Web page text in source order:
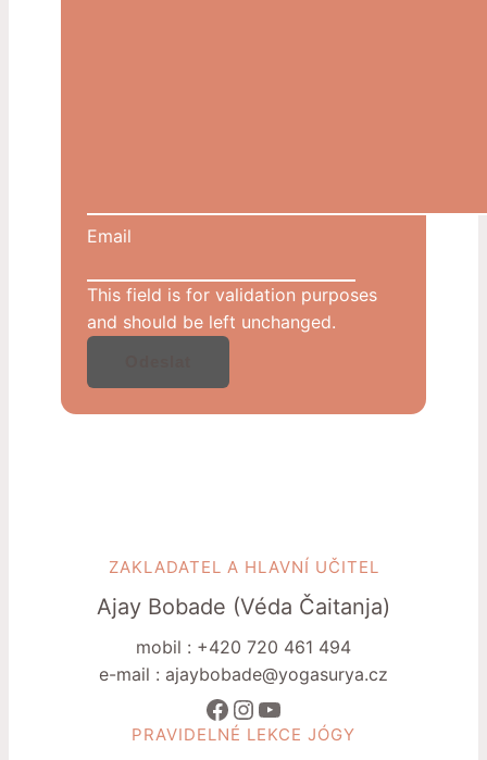
Email
This field is for validation purposes
and should be left unchanged.
ZAKLADATEL A HLAVNÍ UČITEL
Ajay Bobade (Véda Čaitanja)
mobil : +420 720 461 494
e-mail : ajaybobade@yogasurya.cz
Facebook
Instagram
YouTube
PRAVIDELNÉ LEKCE JÓGY